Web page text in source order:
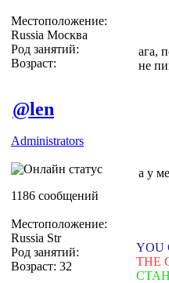
Местоположение:
Russia Москва
Род занятий:
Возраст:
ага,
не
@len
Administrators
1186 сообщений
Местоположение:
Russia Str
Род занятий:
Возраст: 32
а у
YOU
THE